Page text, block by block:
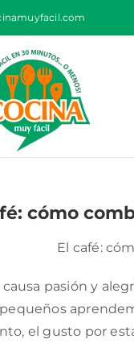
cómo
causa pasión y
el gusto por